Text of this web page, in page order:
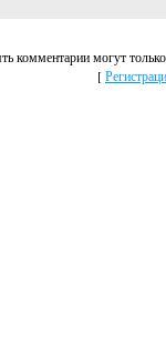
комментарии могут
[